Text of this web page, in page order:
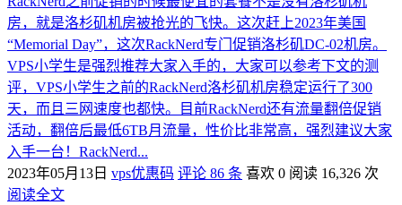
房，就是洛杉矶机房被抢光的飞快。这次赶上2023年美国
“Memorial Day”，这次RackNerd专门促销洛杉矶DC-02机房。
VPS小学生是强烈推荐大家入手的，大家可以参考下文的测
评，VPS小学生之前的RackNerd洛杉矶机房稳定运行了300
天，而且三网速度也都快。目前RackNerd还有流量翻倍促销
活动，翻倍后最低6TB月流量，性价比非常高，强烈建议大家
入手一台！RackNerd...
2023年05月13日 vps优惠码 评论 86 条 喜欢 0 阅读 16,326 次
阅读全文